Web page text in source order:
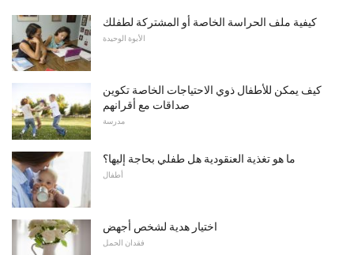
كيفية ملف الحراسة الخاصة أو المشتركة لطفلك
الأبوة الوحيدة
كيف يمكن للأطفال ذوي الاحتياجات الخاصة تكوين
صداقات مع أقرانهم
مدرسة
ما هو تغذية العنقودية هل طفلي بحاجة إليها؟
أطفال
اختيار هدية لشخص أجهض
فقدان الحمل